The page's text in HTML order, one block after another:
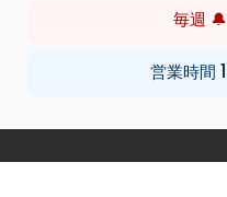
毎週 🔔
営業時間